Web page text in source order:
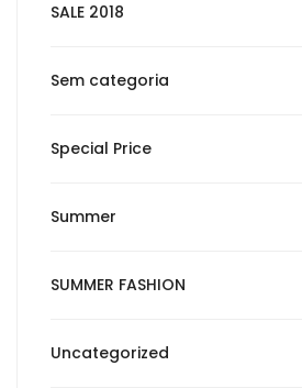
SALE 2018
Sem categoria
Special Price
Summer
SUMMER FASHION
Uncategorized